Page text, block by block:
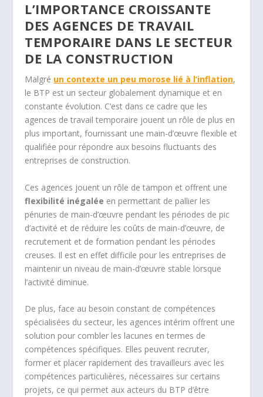
L’IMPORTANCE CROISSANTE
DES AGENCES DE TRAVAIL
TEMPORAIRE DANS LE SECTEUR
DE LA CONSTRUCTION
Malgré un contexte un peu morose lié à l’inflation,
le BTP est un secteur globalement dynamique et en
constante évolution. C’est dans ce cadre que les
agences de travail temporaire jouent un rôle de plus en
plus important, fournissant une main-d’œuvre flexible et
qualifiée pour répondre aux besoins fluctuants des
entreprises de construction.
Ces agences jouent un rôle de tampon et offrent une
flexibilité inégalée en permettant de pallier les
pénuries de main-d’œuvre pendant les périodes de pic
d’activité et de réduire les coûts de main-d’œuvre, de
recrutement et de formation pendant les périodes
creuses. Il est en effet difficile pour les entreprises de
maintenir un niveau de main-d’œuvre stable lorsque
l’activité diminue.
De plus, face au besoin constant de compétences
spécialisées du secteur, les agences intérim offrent une
solution pour combler les lacunes en termes de
compétences spécifiques. Elles peuvent recruter,
former et placer rapidement des travailleurs avec les
compétences particulières, nécessaires sur certains
projets, ce qui permet aux acteurs du BTP d’être